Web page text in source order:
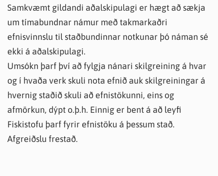
Samkvæmt gildandi aðalskipulagi er hægt að sækja
um tímabundnar námur með takmarkaðri
efnisvinnslu til staðbundinnar notkunar þó náman sé
ekki á aðalskipulagi.
Umsókn þarf því að fylgja nánari skilgreining á hvar
og í hvaða verk skuli nota efnið auk skilgreiningar á
hvernig staðið skuli að efnistökunni, eins og
afmörkun, dýpt o.þ.h. Einnig er bent á að leyfi
Fiskistofu þarf fyrir efnistöku á þessum stað.
Afgreiðslu frestað.